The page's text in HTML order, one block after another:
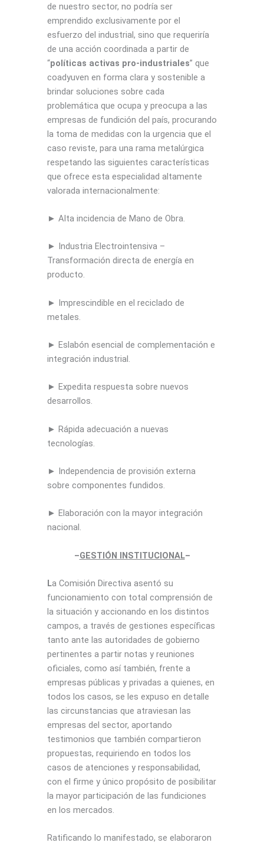
de nuestro sector, no podría ser
emprendido exclusivamente por el
esfuerzo del industrial, sino que requeriría
de una acción coordinada a partir de
“políticas activas pro-industriales” que
coadyuven en forma clara y sostenible a
brindar soluciones sobre cada
problemática que ocupa y preocupa a las
empresas de fundición del país, procurando
la toma de medidas con la urgencia que el
caso reviste, para una rama metalúrgica
respetando las siguientes características
que ofrece esta especialidad altamente
valorada internacionalmente:
► Alta incidencia de Mano de Obra.
► Industria Electrointensiva –
Transformación directa de energía en
producto.
► Imprescindible en el reciclado de
metales.
► Eslabón esencial de complementación e
integración industrial.
► Expedita respuesta sobre nuevos
desarrollos.
► Rápida adecuación a nuevas
tecnologías.
► Independencia de provisión externa
sobre componentes fundidos.
► Elaboración con la mayor integración
nacional.
–GESTIÓN INSTITUCIONAL–
La Comisión Directiva asentó su
funcionamiento con total comprensión de
la situación y accionando en los distintos
campos, a través de gestiones específicas
tanto ante las autoridades de gobierno
pertinentes a partir notas y reuniones
oficiales, como así también, frente a
empresas públicas y privadas a quienes, en
todos los casos, se les expuso en detalle
las circunstancias que atraviesan las
empresas del sector, aportando
testimonios que también compartieron
propuestas, requiriendo en todos los
casos de atenciones y responsabilidad,
con el firme y único propósito de posibilitar
la mayor participación de las fundiciones
en los mercados.
Ratificando lo manifestado, se elaboraron